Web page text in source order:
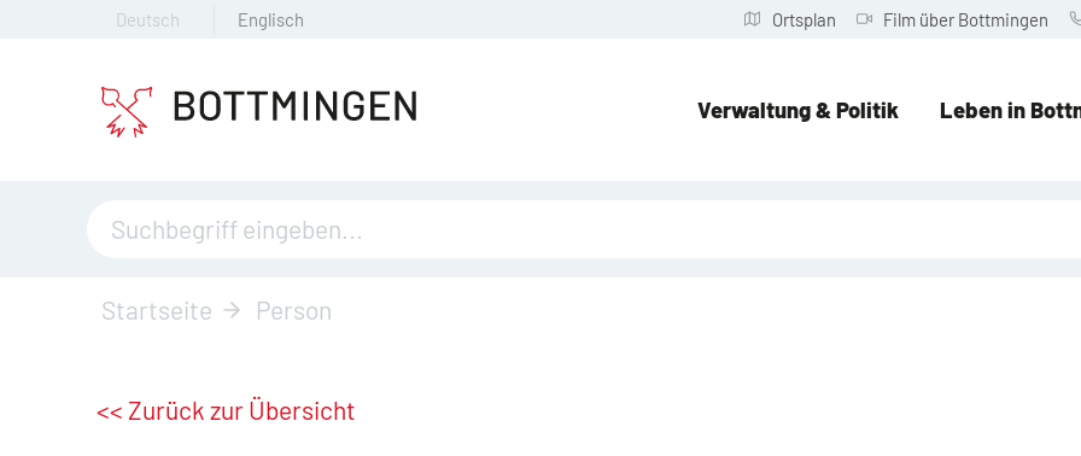
Deutsch Englisch Ortsplan Film über Bottmingen
Verwaltung & Politik Leben in
Startseite Person
<< Zurück zur Übersicht